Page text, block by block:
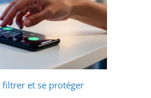
et se protéger